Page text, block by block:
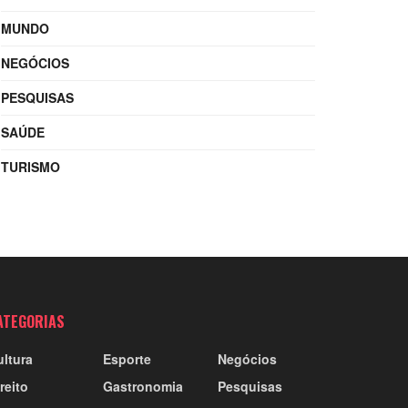
MUNDO
NEGÓCIOS
PESQUISAS
SAÚDE
TURISMO
Esporte
Gastronomia
Negócios
Pesquisas